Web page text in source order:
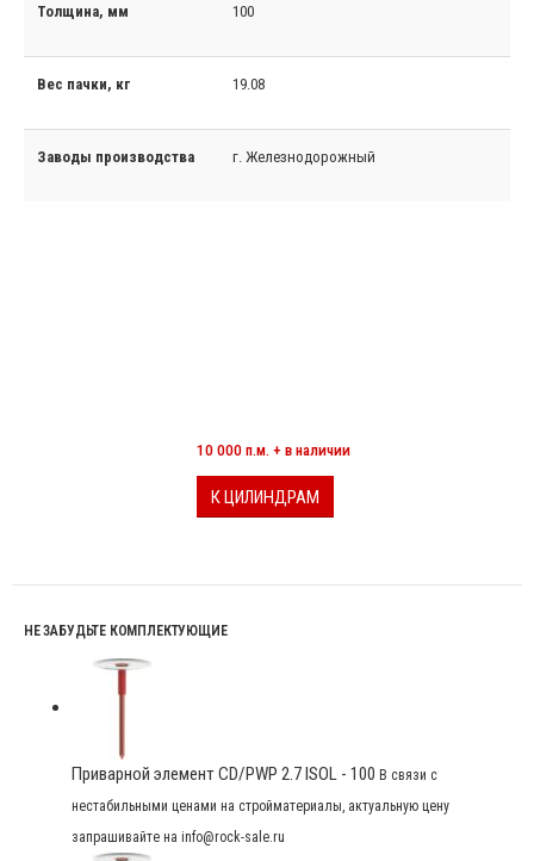
Толщина, мм 100
Вес пачки, кг 19.08
Заводы производства г. Железнодорожный
10 000 п.м. + в наличии
К ЦИЛИНДРАМ
НЕ ЗАБУДЬТЕ КОМПЛЕКТУЮЩИЕ
Приварной элемент CD/PWP 2.7 ISOL - 100 В связи с
нестабильными ценами на стройматериалы, актуальную цену
запрашивайте на info@rock-sale.ru